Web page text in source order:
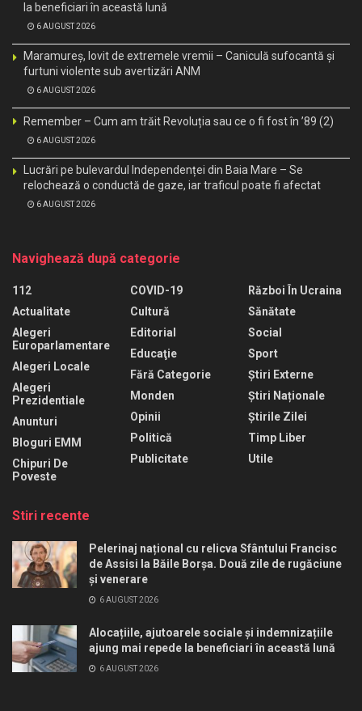
la beneficiari în această lună
6 AUGUST 2026
Maramureș, lovit de extremele vremii – Caniculă sufocantă și
furtuni violente sub avertizări ANM
6 AUGUST 2026
Remember – Cum am trăit Revoluția sau ce o fi fost în ’89 (2)
6 AUGUST 2026
Lucrări pe bulevardul Independenței din Baia Mare – Se
relochează o conductă de gaze, iar traficul poate fi afectat
6 AUGUST 2026
Navighează după categorie
112
Actualitate
Alegeri
Europarlamentare
Alegeri Locale
Alegeri
Prezidentiale
Anunturi
Bloguri EMM
Chipuri De
Poveste
COVID-19
Cultură
Editorial
Educaţie
Fără Categorie
Monden
Opinii
Politică
Publicitate
Război În Ucraina
Sănătate
Social
Sport
Știri Externe
Știri Naționale
Știrile Zilei
Timp Liber
Utile
Stiri recente
Pelerinaj național cu relicva Sfântului Francisc
de Assisi la Băile Borșa. Două zile de rugăciune
și venerare
6 AUGUST 2026
Alocațiile, ajutoarele sociale și indemnizațiile
ajung mai repede la beneficiari în această lună
6 AUGUST 2026